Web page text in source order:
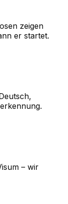
zeigen
er startet.
– wir